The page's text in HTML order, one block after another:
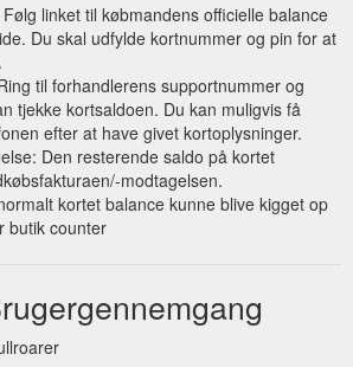
linket til købmandens officielle balance
Du skal udfylde kortnummer og pin for at
til forhandlerens supportnummer og
tjekke kortsaldoen. Du kan muligvis få
efter at have givet kortoplysninger.
Den resterende saldo på kortet
modtagelsen.
kortet balance kunne blive kigget op
butik counter